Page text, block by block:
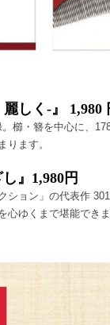
しく-』 1,980
櫛・簪を中心に、
ります。
』1,980円
ション」の代表作
ゆくまで堪能できま